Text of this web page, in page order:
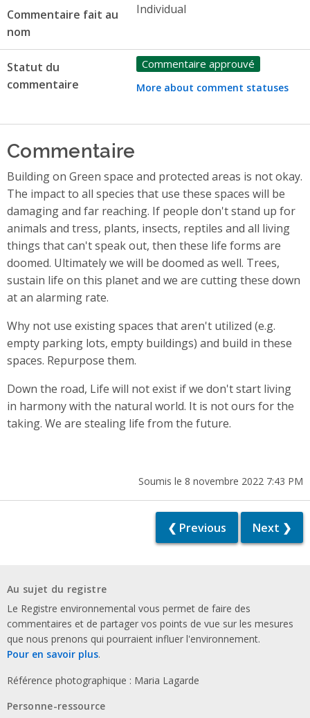
Commentaire fait au
nom
Individual
Statut du
commentaire
Commentaire approuvé
More about comment statuses
Commentaire
Building on Green space and protected areas is not okay.
The impact to all species that use these spaces will be
damaging and far reaching. If people don't stand up for
animals and tress, plants, insects, reptiles and all living
things that can't speak out, then these life forms are
doomed. Ultimately we will be doomed as well. Trees,
sustain life on this planet and we are cutting these down
at an alarming rate.
Why not use existing spaces that aren't utilized (e.g.
empty parking lots, empty buildings) and build in these
spaces. Repurpose them.
Down the road, Life will not exist if we don't start living
in harmony with the natural world. It is not ours for the
taking. We are stealing life from the future.
Soumis le 8 novembre 2022 7:43 PM
❮ Previous Next ❯
Au sujet du registre
Le Registre environnemental vous permet de faire des
commentaires et de partager vos points de vue sur les mesures
que nous prenons qui pourraient influer l'environnement.
Pour en savoir plus.
Référence photographique : Maria Lagarde
Personne-ressource